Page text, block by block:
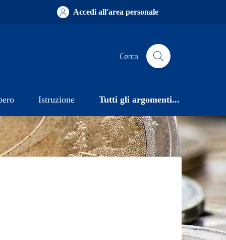
Accedi all'area personale
Cerca
Istruzione Tutti gli argomenti...